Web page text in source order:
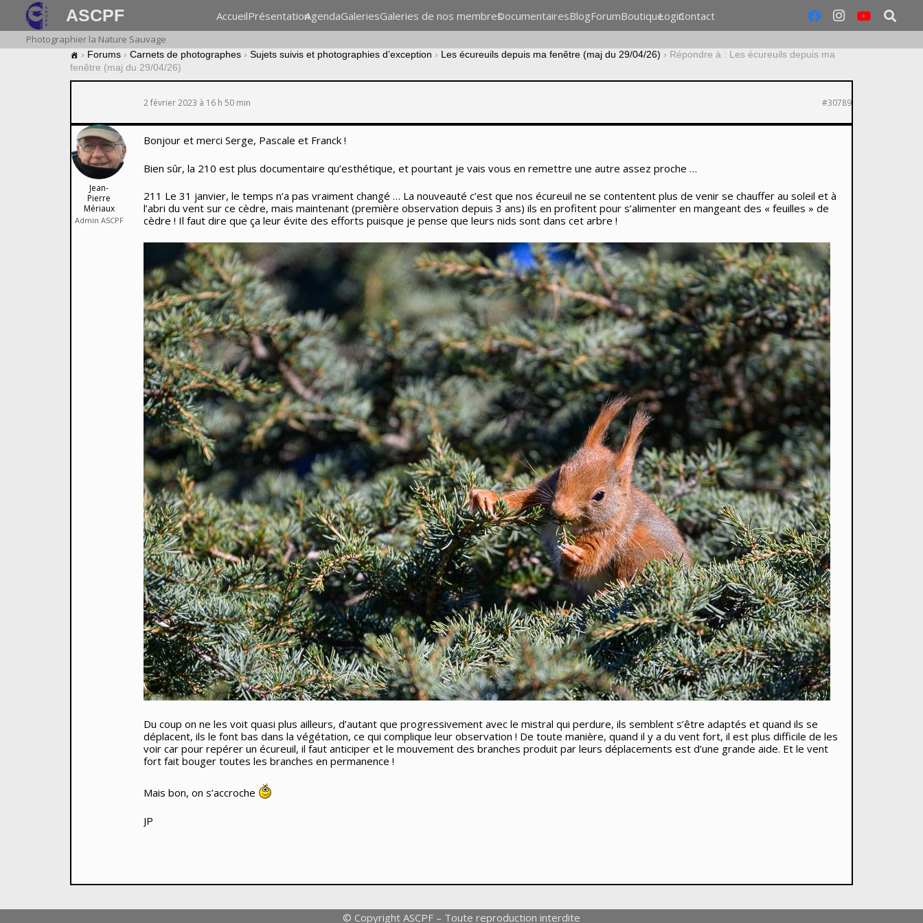
ASCPF AccueilPrésentationAgendaGaleriesGaleries de nos membresDocumentairesBlogForumBoutiqueLoginContact
Photographier la Nature Sauvage
› Forums › Carnets de photographes › Sujets suivis et photographies d’exception › Les écureuils depuis ma fenêtre (maj du 29/04/26) › Répondre à : Les écureuils depuis ma
fenêtre (maj du 29/04/26)
2 février 2023 à 16 h 50 min #30789
Jean-
Pierre
Mériaux
Admin ASCPF
Bonjour et merci Serge, Pascale et Franck !
Bien sûr, la 210 est plus documentaire qu’esthétique, et pourtant je vais vous en remettre une autre assez proche …
211 Le 31 janvier, le temps n’a pas vraiment changé … La nouveauté c’est que nos écureuil ne se contentent plus de venir se chauffer au soleil et à
l’abri du vent sur ce cèdre, mais maintenant (première observation depuis 3 ans) ils en profitent pour s’alimenter en mangeant des « feuilles » de
cèdre ! Il faut dire que ça leur évite des efforts puisque je pense que leurs nids sont dans cet arbre !
Du coup on ne les voit quasi plus ailleurs, d’autant que progressivement avec le mistral qui perdure, ils semblent s’être adaptés et quand ils se
déplacent, ils le font bas dans la végétation, ce qui complique leur observation ! De toute manière, quand il y a du vent fort, il est plus difficile de les
voir car pour repérer un écureuil, il faut anticiper et le mouvement des branches produit par leurs déplacements est d’une grande aide. Et le vent
fort fait bouger toutes les branches en permanence !
Mais bon, on s’accroche
JP
© Copyright ASCPF – Toute reproduction interdite